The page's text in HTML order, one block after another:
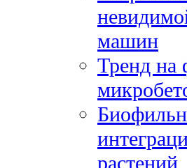
машин
Тренд на
растений